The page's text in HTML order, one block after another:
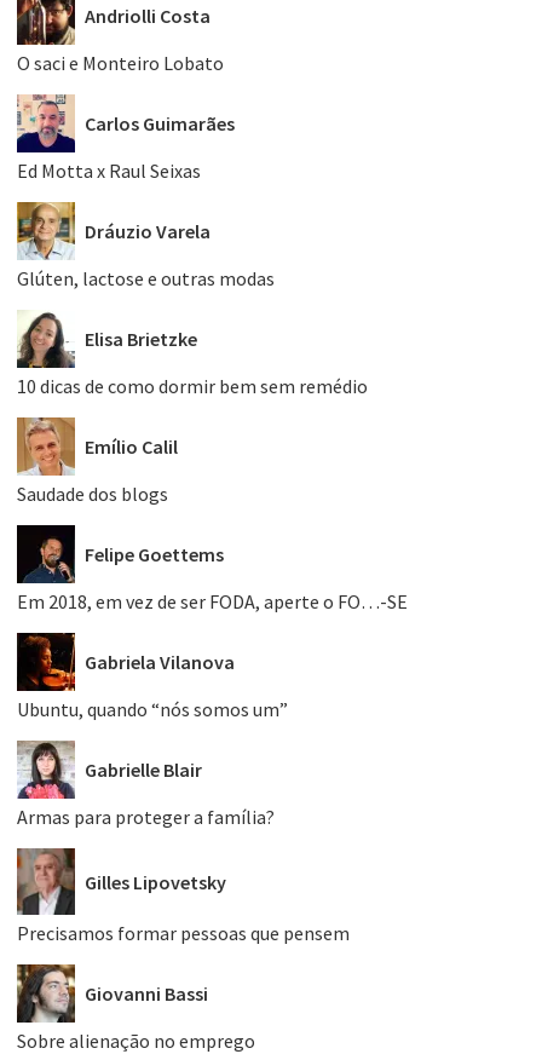
Andriolli Costa
O saci e Monteiro Lobato
Carlos Guimarães
Ed Motta x Raul Seixas
Dráuzio Varela
Glúten, lactose e outras modas
Elisa Brietzke
10 dicas de como dormir bem sem remédio
Emílio Calil
Saudade dos blogs
Felipe Goettems
Em 2018, em vez de ser FODA, aperte o FO…-SE
Gabriela Vilanova
Ubuntu, quando “nós somos um”
Gabrielle Blair
Armas para proteger a família?
Gilles Lipovetsky
Precisamos formar pessoas que pensem
Giovanni Bassi
Sobre alienação no emprego